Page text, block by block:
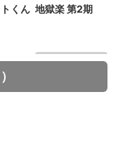
くん 地獄楽 第2期